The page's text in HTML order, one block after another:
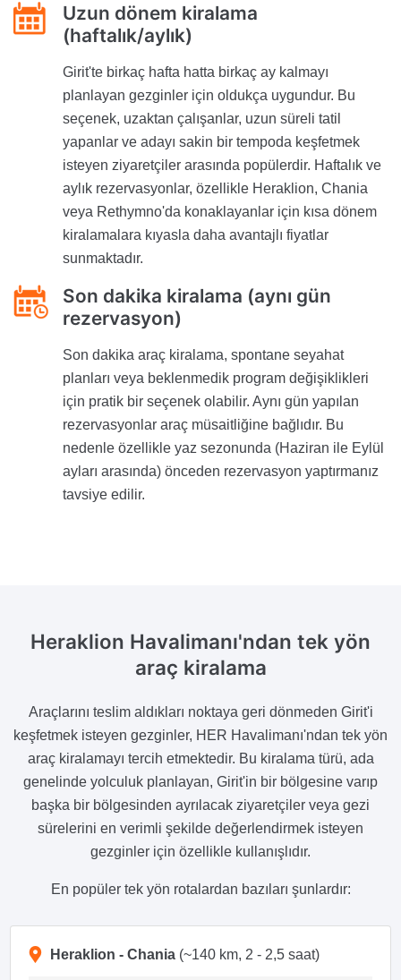
Uzun dönem kiralama
(haftalık/aylık)
Girit'te birkaç hafta hatta birkaç ay kalmayı
planlayan gezginler için oldukça uygundur. Bu
seçenek, uzaktan çalışanlar, uzun süreli tatil
yapanlar ve adayı sakin bir tempoda keşfetmek
isteyen ziyaretçiler arasında popülerdir. Haftalık ve
aylık rezervasyonlar, özellikle Heraklion, Chania
veya Rethymno'da konaklayanlar için kısa dönem
kiralamalara kıyasla daha avantajlı fiyatlar
sunmaktadır.
Son dakika kiralama (aynı gün
rezervasyon)
Son dakika araç kiralama, spontane seyahat
planları veya beklenmedik program değişiklikleri
için pratik bir seçenek olabilir. Aynı gün yapılan
rezervasyonlar araç müsaitliğine bağlıdır. Bu
nedenle özellikle yaz sezonunda (Haziran ile Eylül
ayları arasında) önceden rezervasyon yaptırmanız
tavsiye edilir.
Heraklion Havalimanı'ndan tek yön
araç kiralama
Araçlarını teslim aldıkları noktaya geri dönmeden Girit'i
keşfetmek isteyen gezginler, HER Havalimanı'ndan tek yön
araç kiralamayı tercih etmektedir. Bu kiralama türü, ada
genelinde yolculuk planlayan, Girit'in bir bölgesine varıp
başka bir bölgesinden ayrılacak ziyaretçiler veya gezi
sürelerini en verimli şekilde değerlendirmek isteyen
gezginler için özellikle kullanışlıdır.
En popüler tek yön rotalardan bazıları şunlardır:
Heraklion - Chania (~140 km, 2 - 2,5 saat)